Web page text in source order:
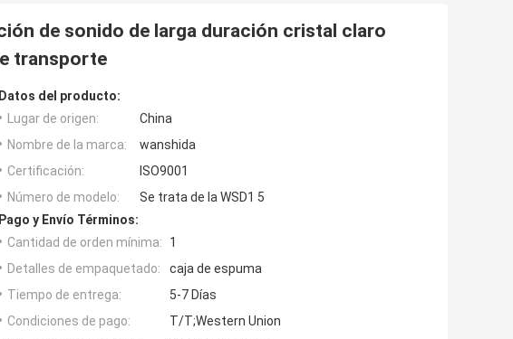
de sonido de larga duración cristal claro
transporte
Datos del producto:
Lugar de origen:
China
Nombre de la marca:
wanshida
Certificación:
ISO9001
Número de modelo:
Se trata de la WSD1 5
Pago y Envío Términos:
Cantidad de orden mínima:
1
Detalles de empaquetado:
caja de espuma
Tiempo de entrega:
5-7 Días
Condiciones de pago:
T/T;Western Union